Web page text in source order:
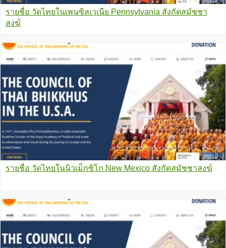
รายชื่อ วัดไทยในเพนซิลเวเนีย Pennsylvania สังกัดสมัชชา
สงฆ์
รายชื่อ วัดไทยในนิวเม็กซิโก New Mexico สังกัดสมัชชาสงฆ์